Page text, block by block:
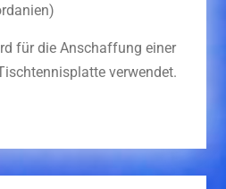
für die Anschaffung einer
verwendet.